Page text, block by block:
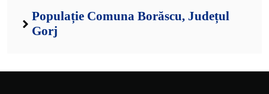
Populație Comuna Borăscu, Județul
Gorj